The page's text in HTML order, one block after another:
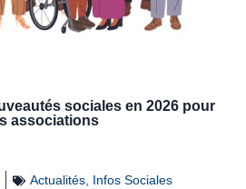
sociales en 2026 pour
associations
Actualités, Infos Sociales